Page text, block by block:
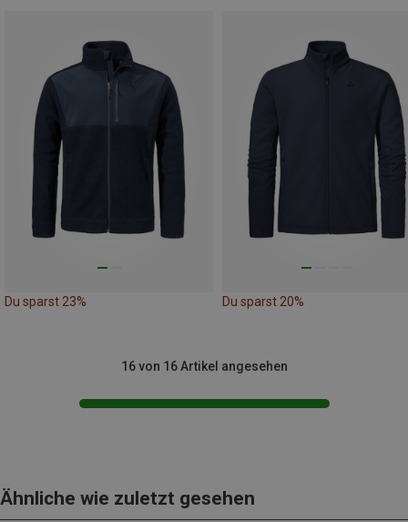
Du sparst 23% Du sparst 20%
16 von 16 Artikel angesehen
Ähnliche wie zuletzt gesehen